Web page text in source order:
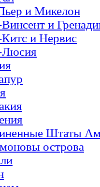
и Микелон
и
и Нервис
Люсия
Штаты
острова